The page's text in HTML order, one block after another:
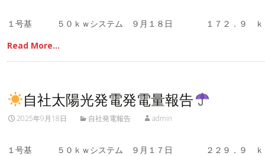
１号基 ５０ｋｗシステム ９月１８日 １７２．９ ｋ
Read More…
自社太陽光発電発電量報告
2025年9月18日 自社発電報告 admin
１号基 ５０ｋｗシステム ９月１７日 ２２９．９ ｋ